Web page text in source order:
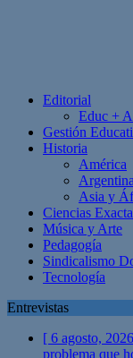
Editorial
Educ +
Gestión
Historia
América
Argentina
Asia y
Ciencias
Música y Arte
Pedagogía
Sindicalismo
Tecnología
Entrevistas
[ 6 agosto,
problema que